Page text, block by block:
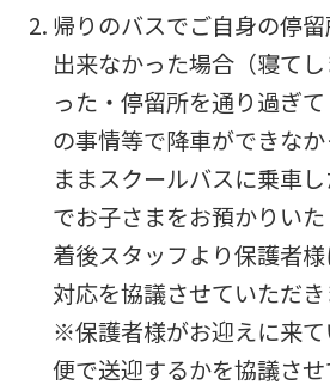
帰りのバスでご自身の停
出来なかった場合（寝て
った・停留所を通り過ぎ
の事情等で降車ができな
ままスクールバスに乗車
でお子さまをお預かりい
着後スタッフより保護者
対応を協議させていただき
※保護者様がお迎えに来
便で送迎するかを協議させ
of
this
will
be
so
it
may